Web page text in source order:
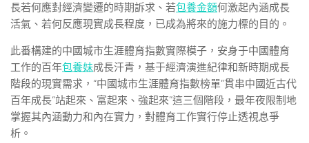
長若何應對經濟變遷的時期訴求、若包養金額何激起內涵成長
活氣、若何反應現實成長程度，已成為將來的施力標的目的。
此番構建的中國城市生涯體育指數實際模子，安身于中國體育
工作的百年包養妹成長汗青，基于經濟演進紀律和新時期成長
階段的現實需求，“中國城市生涯體育指數榜單”貫串中國近古代
百年成長“站起來、富起來、強起來”這三個階段，最年夜限制地
掌握其內涵動力和內在實力，對體育工作實行停止透視息爭
析。